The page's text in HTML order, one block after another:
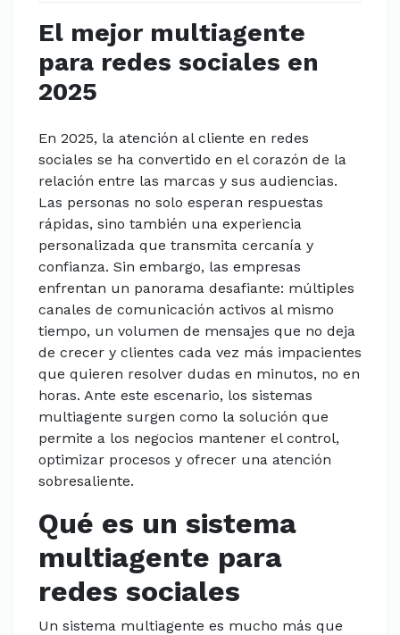
El mejor multiagente
para redes sociales en
2025
En 2025, la atención al cliente en redes
sociales se ha convertido en el corazón de la
relación entre las marcas y sus audiencias.
Las personas no solo esperan respuestas
rápidas, sino también una experiencia
personalizada que transmita cercanía y
confianza. Sin embargo, las empresas
enfrentan un panorama desafiante: múltiples
canales de comunicación activos al mismo
tiempo, un volumen de mensajes que no deja
de crecer y clientes cada vez más impacientes
que quieren resolver dudas en minutos, no en
horas. Ante este escenario, los sistemas
multiagente surgen como la solución que
permite a los negocios mantener el control,
optimizar procesos y ofrecer una atención
sobresaliente.
Qué es un sistema
multiagente para
redes sociales
Un sistema multiagente es mucho más que